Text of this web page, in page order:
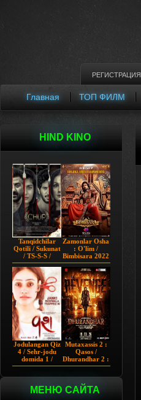
РЕГИСТРАЦИЯ
ТОП ФИЛМ
Главная
HIND KINO
Tanqidchilar
Qotili / Sukunat
/ TS-S-S /
Jimjitlik
Ortidagi Sir /
Chup 2022 HD
Hind kino
Zamonlar Osha
: O'lim /
Bimbisara 2022
Hind kino
Uzbek tilida
Jodulangan Qiz
4 / Sehr-jodu
domida 1 /
Egallangan 1 /
Hind kino
Uzbek tilida
Mutaxassis 2 :
Qasos /
Dhurandhar 2 :
Intiqom 2026
МЕНЮ САЙТА